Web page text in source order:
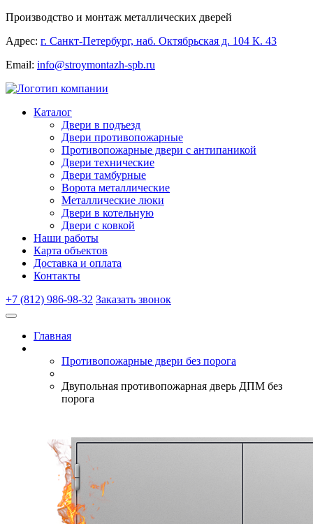
Производство и монтаж металлических дверей
Адрес: г. Санкт-Петербург, наб. Октябрьская д. 104 К. 43
Email: info@stroymontazh-spb.ru
Каталог
Двери в подъезд
Двери противопожарные
Противопожарные двери с антипаникой
Двери технические
Двери тамбурные
Ворота металлические
Металлические люки
Двери в котельную
Двери с ковкой
Наши работы
Карта объектов
Доставка и оплата
Контакты
+7 (812) 986-98-32 Заказать звонок
Главная
Противопожарные двери без порога
Двупольная противопожарная дверь ДПМ без
порога